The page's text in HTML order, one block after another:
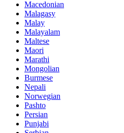
Macedonian
Malagasy
Malay
Malayalam
Maltese
Maori
Marathi
Mongolian
Burmese
Nepali
Norwegian
Pashto
Persian
Punjabi